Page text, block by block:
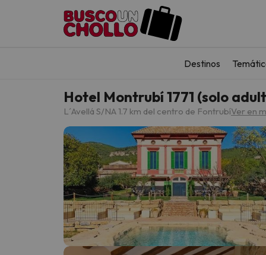
Destinos
Hotel Montrubí 1771 (solo
L´Avellá S/NA 1.7 km del centro de FontrubíVer en